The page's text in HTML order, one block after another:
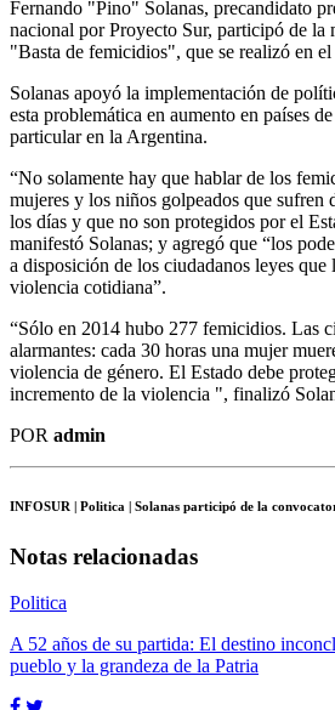
Fernando "Pino" Solanas, precandidato
nacional por Proyecto Sur, participó de la
"Basta de femicidios", que se realizó en
Solanas apoyó la implementación de
esta problemática en aumento en países
particular en la Argentina.
“No solamente hay que hablar de los
mujeres y los niños golpeados que
los días y que no son protegidos por el
manifestó Solanas; y agregó que “los
a disposición de los ciudadanos leyes que
violencia cotidiana”.
“Sólo en 2014 hubo 277 femicidios. Las
alarmantes: cada 30 horas una mujer
violencia de género. El Estado debe
incremento de la violencia ", finalizó
POR admin
INFOSUR | Politica | Solanas participó de la
Notas relacionadas
Politica
A 52 años de su partida: El destino
pueblo y la grandeza de la Patria